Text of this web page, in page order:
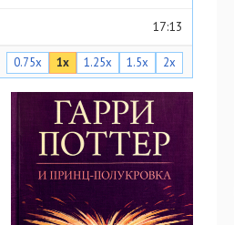
17:13
17:18
16:30
24:08
21:59
21:52
0.75x 1x 1.25x 1.5x 2x